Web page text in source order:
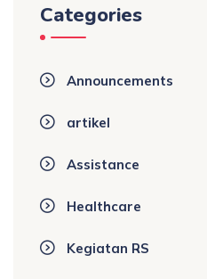
Categories
Announcements
artikel
Assistance
Healthcare
Kegiatan RS